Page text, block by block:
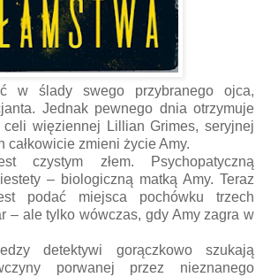
w ślady swego przybranego ojca,
Jednak pewnego dnia otrzymuje
więziennej Lillian Grimes, seryjnej
całkowicie zmieni życie Amy.
czystym złem. Psychopatyczną
– biologiczną matką Amy. Teraz
podać miejsca pochówku trzech
– ale tylko wówczas, gdy Amy zagra w
detektywi gorączkowo szukają
porwanej przez nieznanego